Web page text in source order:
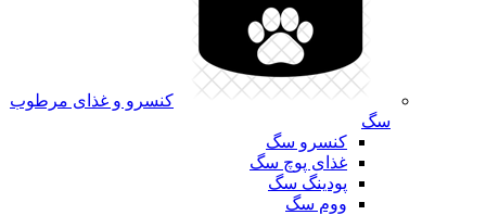
کنسرو و غذای مرطوب
سگ
کنسرو سگ
غذای پوچ سگ
پودینگ سگ
ووم سگ